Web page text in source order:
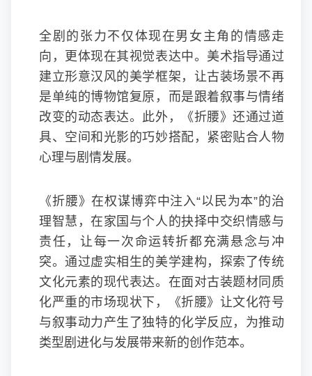
全剧的张力不仅体现在男女主角的情感走
向，更体现在其视觉表达中。美术指导通过
建立形意汉风的美学框架，让古装场景不再
是单纯的博物馆复原，而是跟着叙事与情绪
改变的动态表达。此外，《折腰》还通过道
具、空间和光影的巧妙搭配，紧密贴合人物
心理与剧情发展。
《折腰》在权谋博弈中注入“以民为本”的治
理智慧，在家国与个人的抉择中交织情感与
责任，让每一次命运转折都充满悬念与冲
突。通过虚实相生的美学建构，探索了传统
文化元素的现代表达。在面对古装题材同质
化严重的市场现状下，《折腰》让文化符号
与叙事动力产生了独特的化学反应，为推动
类型剧进化与发展带来新的创作范本。